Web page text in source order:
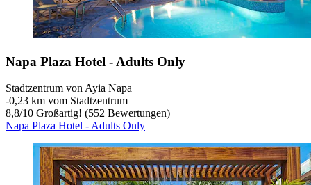
Napa Plaza Hotel - Adults Only
Stadtzentrum von Ayia Napa
‐0,23 km vom Stadtzentrum
8,8/10 Großartig! (552 Bewertungen)
Napa Plaza Hotel - Adults Only